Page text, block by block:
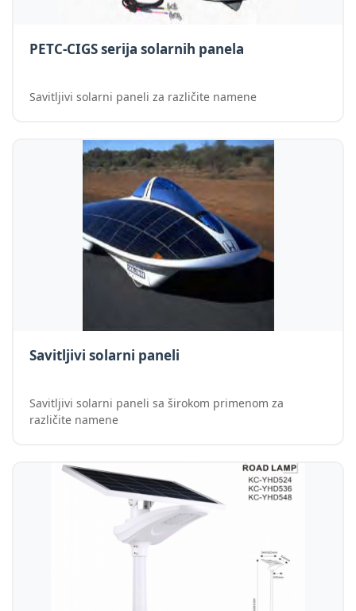
PETC-CIGS serija solarnih panela
Savitljivi solarni paneli za različite namene
Savitljivi solarni paneli
Savitljivi solarni paneli sa širokom primenom za
različite namene